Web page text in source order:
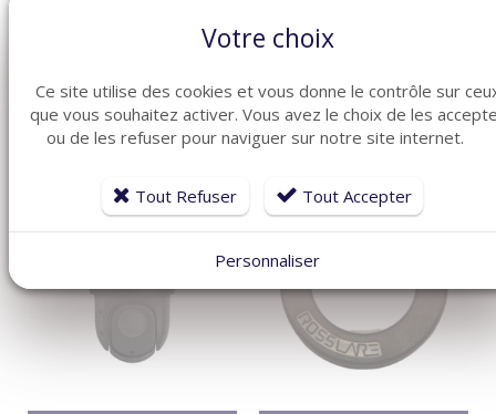
Dans la même famille de produits ménagers, découvrez
Votre choix
Ce site utilise des cookies et vous donne le contrôle sur
que vous souhaitez activer. Vous avez le choix de les
ou de les refuser pour naviguer sur notre site internet.
Tout Refuser Tout Accepter
Personnaliser